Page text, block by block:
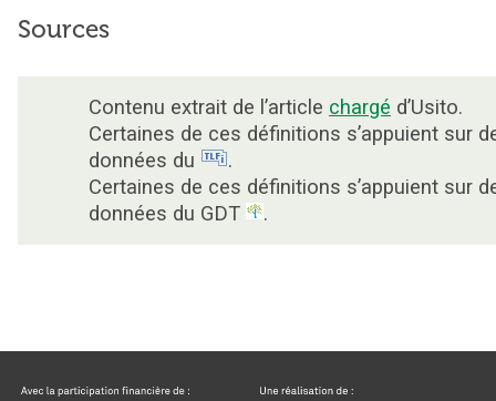
Sources
Contenu extrait de l’article chargé d’Usito.
Certaines de ces définitions s’appuient sur
données du
.
Certaines de ces définitions s’appuient sur
données du GDT
.